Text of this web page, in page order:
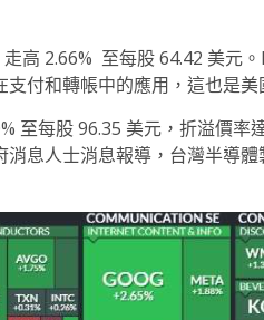
高 2.66% 至每股 64.42 美元
支付和轉帳中的應用，這也是
至每股 96.35 美元，折溢價率
息人士消息報導，台灣半導